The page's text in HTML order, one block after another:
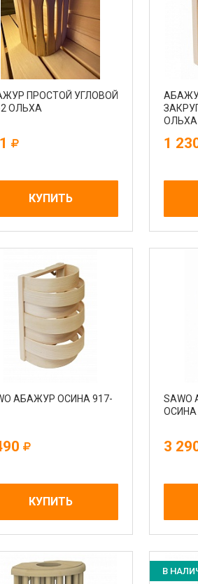
ПРОСТОЙ УГЛОВОЙ
ОЛЬХА
КУПИТЬ
ОЛЬХА
1
АБАЖУР ОСИНА 917-
КУПИТЬ
ОСИНА
3
В